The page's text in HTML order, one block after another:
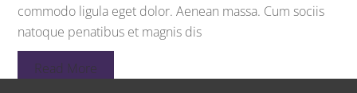
commodo ligula eget dolor. Aenean massa. Cum sociis
natoque penatibus et magnis dis
Read More